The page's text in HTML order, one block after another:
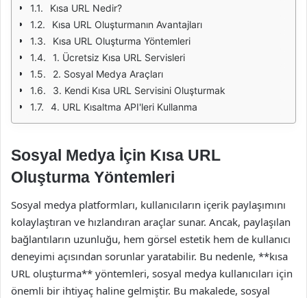
Kısa URL Nedir?
Kısa URL Oluşturmanın Avantajları
Kısa URL Oluşturma Yöntemleri
1. Ücretsiz Kısa URL Servisleri
2. Sosyal Medya Araçları
3. Kendi Kısa URL Servisini Oluşturmak
4. URL Kısaltma API'leri Kullanma
Sosyal Medya İçin Kısa URL
Oluşturma Yöntemleri
Sosyal medya platformları, kullanıcıların içerik paylaşımını
kolaylaştıran ve hızlandıran araçlar sunar. Ancak, paylaşılan
bağlantıların uzunluğu, hem görsel estetik hem de kullanıcı
deneyimi açısından sorunlar yaratabilir. Bu nedenle, **kısa
URL oluşturma** yöntemleri, sosyal medya kullanıcıları için
önemli bir ihtiyaç haline gelmiştir. Bu makalede, sosyal